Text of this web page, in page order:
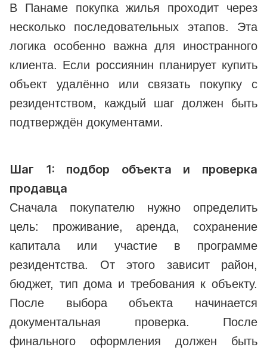
В Панаме покупка жилья проходит через
несколько последовательных этапов. Эта
логика особенно важна для иностранного
клиента. Если россиянин планирует купить
объект удалённо или связать покупку с
резидентством, каждый шаг должен быть
подтверждён документами.
Шаг 1: подбор объекта и проверка
продавца
Сначала покупателю нужно определить
цель: проживание, аренда, сохранение
капитала или участие в программе
резидентства. От этого зависит район,
бюджет, тип дома и требования к объекту.
После выбора объекта начинается
документальная проверка. После
финального оформления должен быть